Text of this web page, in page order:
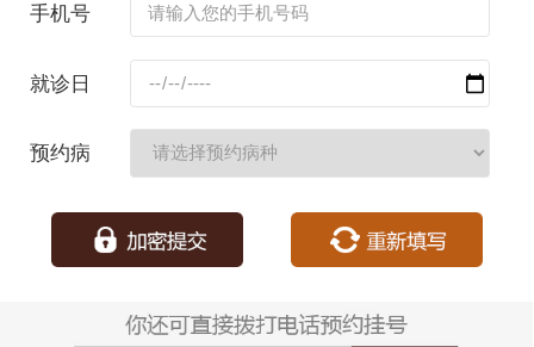
手机号
就诊日
预约病